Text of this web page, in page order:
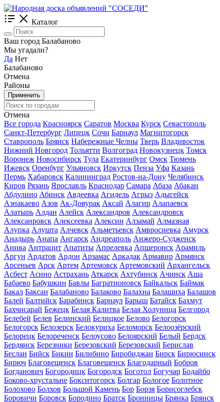
Каталог
Ваш город Балабаново
Мы угадали?
Да Нет
Балабаново
Отмена
Районы
Применить
Отмена
Все города Красноярск Саратов Москва Курск Севастополь
Санкт-Петербург Липецк Сочи Барнаул Магнитогорск
Ставрополь Брянск Набережные Челны Тверь Владивосток
Нижний Новгород Тольятти Волгоград Новокузнецк Томск
Воронеж Новосибирск Тула Екатеринбург Омск Тюмень
Ижевск Оренбург Ульяновск Иркутск Пенза Уфа Казань
Пермь Хабаровск Калининград Ростов-на-Дону Челябинск
Киров Рязань Ярославль Краснодар Самара Абаза Абакан
Абдулино Абинск Авдеевка Агидель Агрыз Адыгейск
Азнакаево Азов Ак-Довурак Аксай Алагир Алапаевск
Алатырь Алдан Алейск Александров Александровск
Алексанровск Алексеевка Алексин Алзамай Алмазная
Алупка Алушта Алчевск Альметьевск Амвросиевка Амурск
Анадырь Анапа Ангарск Андреаполь Анжеро-Судженск
Анива Антрацит Апатиты Апрелевка Апшеронск Арамиль
Аргун Ардатов Ардон Арзамас Аркадак Армавир Армянск
Арсеньев Арск Артем Артемовск Артемовский Архангельск
Асбест Асино Астрахань Аткарск Ахтубинск Ачинск Аша
Бабаево Бабушкин Бавлы Багратионовск Байкальск Баймак
Бакал Баксан Балабаново Балаково Балахна Балашиха Балашов
Балей Балтийск Барабинск Барнаул Барыш Батайск Бахмут
Бахчисарай Бежецк Белая Калитва Белая Холуница Белгород
Белебей Белев Белинский Белицкое Белово Белогорск
Белогорск Белозерск Белокуриха Беломорск Белоозёрский
Белорецк Белореченск Белоусово Белоярский Белый Бердск
Бердянск Березники Березовский Березовский Берислав
Беслан Бийск Бикин Билибино Биробиджан Бирск Бирюсинск
Бирюч Благовещенск Благовещенск Благодарный Бобров
Богданович Богородицк Богородск Боготол Богучар Бодайбо
Боково-хрустальне Бокситогорск Болгар Бологое Болотное
Болохово Болхов Большой Камень Бор Борзя Борисоглебск
Боровичи Боровск Бородино Братск Бронницы Брянка Брянск